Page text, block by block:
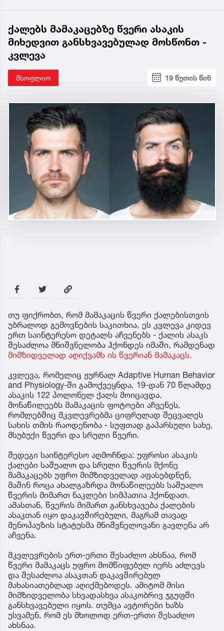
ქალებს მამაკაცებზე წვერი ასაკის
მიხედვით განსხვავებულად მოსწონთ -
კვლევა
მსოფლიო 19 წუთის წინ
თუ ფიქრობთ, რომ მამაკაცის წვერი ქალებისთვის
უბრალოდ გემოვნების საკითხია, ეს კვლევა კიდევ
ერთ საინტერესო დეტალს აჩვენებს - ქალის ასაკს
შესაძლოა მნიშვნელობა ჰქონდეს იმაში, რამდენად
მიმზიდველად აღიქვამს ის წვერიან მამაკაცს.
კვლევა, რომელიც ჟურნალ Adaptive Human Behavior
and Physiology-ში გამოქვეყნდა, 19-დან 70 წლამდე
ასაკის 122 პოლონელ ქალს მოიცავდა.
მონაწილეებს მამაკაცის ფოტოები აჩვენეს,
რომლებშიც მკვლევრებმა ციფრულად შეცვალეს
სახის თმის რაოდენობა - სუფთად გაპარსული სახე,
მსუბუქი წვერი და სრული წვერი.
შედეგი საინტერესო აღმოჩნდა: უფროსი ასაკის
ქალები საშუალო და სრული წვერის მქონე
მამაკაცებს უფრო მიმზიდველად აფასებდნენ,
მაშინ როცა ახალგაზრდა მონაწილეებს საშუალო
წვერის მიმართ ნაკლები სიმპათია ჰქონდათ.
ამასთან, წვერის მიმართ განსხვავება ქალების
ასაკთან იყო დაკავშირებული, მაგრამ თავად
მენოპაუზის სტატუსმა მნიშვნელოვანი გავლენა არ
აჩვენა.
მკვლევრების ერთ-ერთი შესაძლო ახსნაა, რომ
წვერი მამაკაცს უფრო მომწიფებულ იერს აძლევს
და შესაძლოა ასაკთან დაკავშირებულ
მახასიათებლად აღიქმებოდეს. ამიტომ მისი
მიმზიდველობა სხვადასხვა ასაკობრივ ჯგუფში
განსხვავებული იყოს. თუმცა ავტორები ხაზს
უსვამენ, რომ ეს მხოლოდ ერთ-ერთი შესაძლო
ახსნაა.